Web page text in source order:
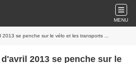
MENU
se penche sur le vélo et les transports ...
2013 se penche sur le